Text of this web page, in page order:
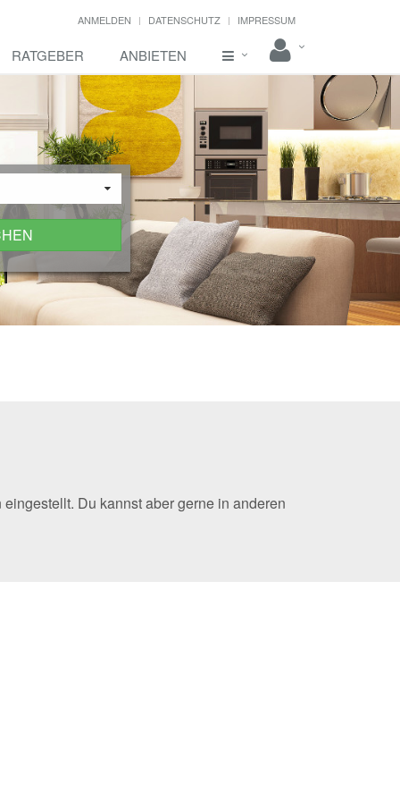
ANMELDEN DATENSCHUTZ IMPRESSUM
RATGEBER ANBIETEN
Du kannst aber gerne in anderen